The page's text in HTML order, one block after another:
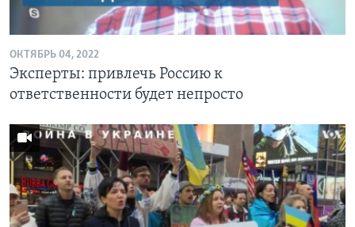
ОКТЯБРЬ 04, 2022
Эксперты: привлечь Россию к
ответственности будет непросто